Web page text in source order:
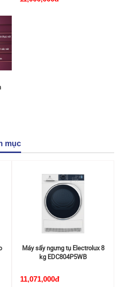
mục
Máy sấy ngưng tụ Electrolux 8
kg EDC804P5WB
11,071,000đ